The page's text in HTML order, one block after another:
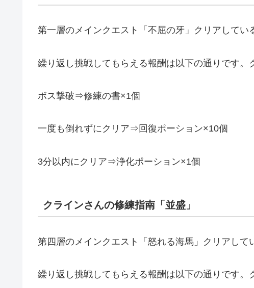
第一層のメインクエスト「不屈の牙」クリアしてい
繰り返し挑戦してもらえる報酬は以下の通りです。
ボス撃破⇒修練の書×1個
一度も倒れずにクリア⇒回復ポーション×10個
3分以内にクリア⇒浄化ポーション×1個
クラインさんの修練指南「並盛」
第四層のメインクエスト「怒れる海馬」クリアして
繰り返し挑戦してもらえる報酬は以下の通りです。